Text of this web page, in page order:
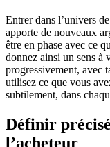
Entrer dans l’univers
apporte de nouveaux
être en phase avec ce
donnez ainsi un sens à
progressivement, avec
utilisez ce que vous
subtilement, dans
Définir
l’acheteur